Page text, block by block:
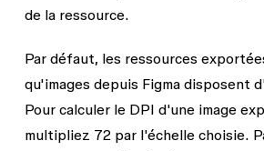
de la ressource.
Par défaut, les ressources
qu'images depuis Figma disposent
Pour calculer le DPI d'une image
multipliez 72 par l'échelle choisie.